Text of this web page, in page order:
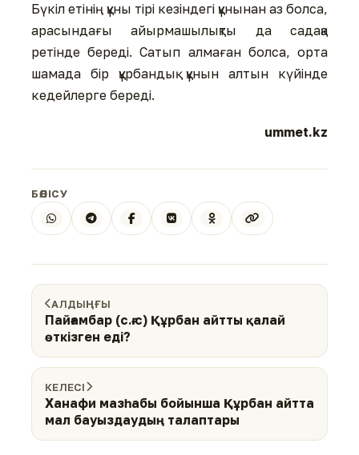
Бүкіл етінің құны тірі кезіндегі құнынан аз болса,
арасындағы айырмашылықты да садақа
ретінде береді. Сатып алмаған болса, орта
шамада бір құрбандық құнын алтын күйінде
кедейлерге береді.
ummet.kz
БӨЛІСУ
АЛДЫҢҒЫ
Пайғамбар (с.ғ.с) Құрбан айтты қалай
өткізген еді?
КЕЛЕСІ
Ханафи мазһабы бойынша Құрбан айтта
мал бауыздаудың талаптары